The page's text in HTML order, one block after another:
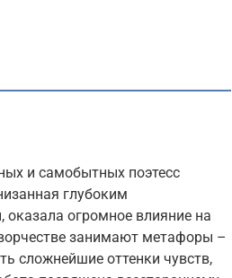
и самобытных поэтесс
глубоким
огромное влияние на
занимают метафоры –
сложнейшие оттенки чувств,